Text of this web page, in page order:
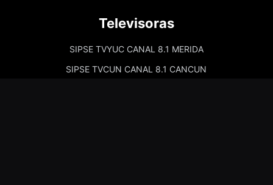
Televisoras
SIPSE TVYUC CANAL 8.1 MERIDA
SIPSE TVCUN CANAL 8.1 CANCUN